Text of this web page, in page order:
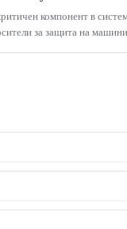
компонент в
за защита на